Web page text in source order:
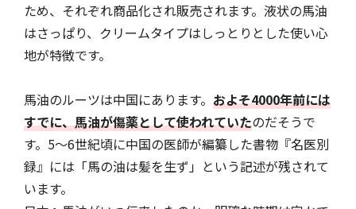
ため、それぞれ商品化され販売されます。液状の馬油
はさっぱり、クリームタイプはしっとりとした使い心
地が特徴です。
馬油のルーツは中国にあります。 およそ4000年前には
すでに、馬油が傷薬として使われていたのだそうで
す。5〜6世紀頃に中国の医師が編纂した書物『名医別
録』には「馬の油は髪を生ず」という記述が残されて
います。